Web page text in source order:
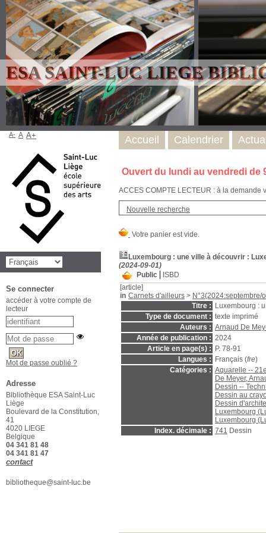
ESA SAINT-LUC LIEGE
Ouvert du lundi au vendredi de
ACCES COMPTE LECTEUR : à la
Nouvelle recherche
Luxembourg : une ville à découvrir :
(2024-09-01)
Public
ISBD
[article]
in Carnets d'ailleurs >
Titre :
Luxembourg :
Type de document : texte imprimé
Auteurs : Arnaud De
Année de publication : 2024
Article en page(s) :
P. 78-91
Langues :
Français (fre)
Catégories : Aquarelle --
De Meyer,
Dessin --
Dessin au
Dessin
Luxembourg
Luxembourg
Index. décimale : 741 Dessin
Accueil Calendrier
A- A A+
Se connecter
accéder à votre compte de
lecteur
Mot de passe oublié ?
Adresse
Bibliothèque ESA Saint-Luc
Liège
Boulevard de la Constitution,
41
4020 LIEGE
Belgique
04 341 81 48
04 341 81 47
contact
bibliotheque@saint-luc.be